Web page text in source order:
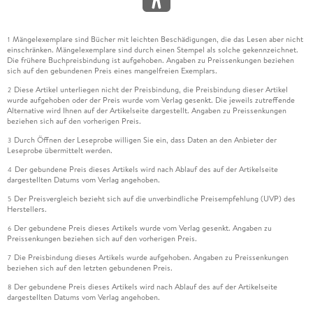
Die Illusion von Räumlichkeit . . . 122
Tutorial . . . 126
Fazit . . . 129
11. Farbig Zeichnen mit dem Kalt-Warm-Kontrast . . . 131
Der Kalt-Warm-Kontrast . . . 132
Anwendung . . . 133
Tutorial . . . 135
Fazit . . . 140
1 Mängelexemplare sind Bücher mit leichten Beschädigungen, die das Lesen aber nicht
einschränken. Mängelexemplare sind durch einen Stempel als solche gekennzeichnet.
Die frühere Buchpreisbindung ist aufgehoben. Angaben zu Preissenkungen beziehen
sich auf den gebundenen Preis eines mangelfreien Exemplars.
2 Diese Artikel unterliegen nicht der Preisbindung, die Preisbindung dieser Artikel
wurde aufgehoben oder der Preis wurde vom Verlag gesenkt. Die jeweils zutreffende
Alternative wird Ihnen auf der Artikelseite dargestellt. Angaben zu Preissenkungen
beziehen sich auf den vorherigen Preis.
3 Durch Öffnen der Leseprobe willigen Sie ein, dass Daten an den Anbieter der
Leseprobe übermittelt werden.
4 Der gebundene Preis dieses Artikels wird nach Ablauf des auf der Artikelseite
dargestellten Datums vom Verlag angehoben.
5 Der Preisvergleich bezieht sich auf die unverbindliche Preisempfehlung (UVP) des
Herstellers.
6 Der gebundene Preis dieses Artikels wurde vom Verlag gesenkt. Angaben zu
Preissenkungen beziehen sich auf den vorherigen Preis.
7 Die Preisbindung dieses Artikels wurde aufgehoben. Angaben zu Preissenkungen
beziehen sich auf den letzten gebundenen Preis.
8 Der gebundene Preis dieses Artikels wird nach Ablauf des auf der Artikelseite
dargestellten Datums vom Verlag angehoben.